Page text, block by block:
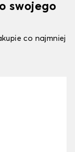
swojego
co najmniej